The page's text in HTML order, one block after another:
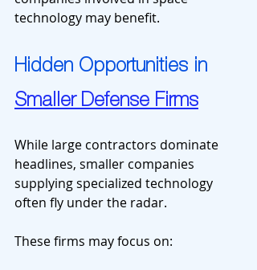
technology may benefit.
Hidden Opportunities in
Smaller Defense Firms
While large contractors dominate
headlines, smaller companies
supplying specialized technology
often fly under the radar.
These firms may focus on: